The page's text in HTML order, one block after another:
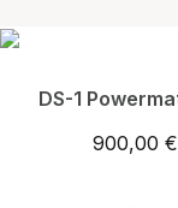
DS-1
900,00 €